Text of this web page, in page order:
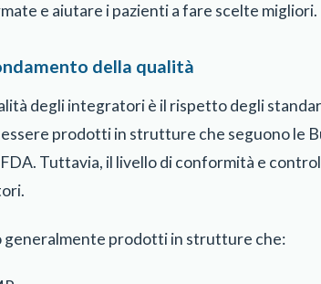
e aiutare i pazienti a fare scelte migliori.
della qualità
degli integratori è il rispetto degli
prodotti in strutture che seguono le
Tuttavia, il livello di conformità e
generalmente prodotti in strutture che: